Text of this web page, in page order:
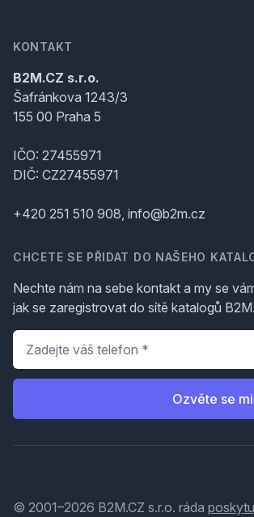
KONTAKT
B2M.CZ s.r.o.
Šafránkova 1243/3
155 00 Praha 5
IČO: 27455971
DIČ: CZ27455971
+420 251 510 908, info@b2m.cz
CHCETE SE PŘIDAT DO NAŠEHO
Nechte nám na sebe kontakt a my se
jak se zaregistrovat do sítě katalogů B2M.
Telefon
Ozvěte se mi
© 2001–2026 B2M.CZ s.r.o. ráda